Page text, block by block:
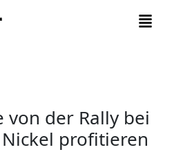
von der Rally bei
profitieren